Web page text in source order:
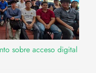
sobre acceso digital